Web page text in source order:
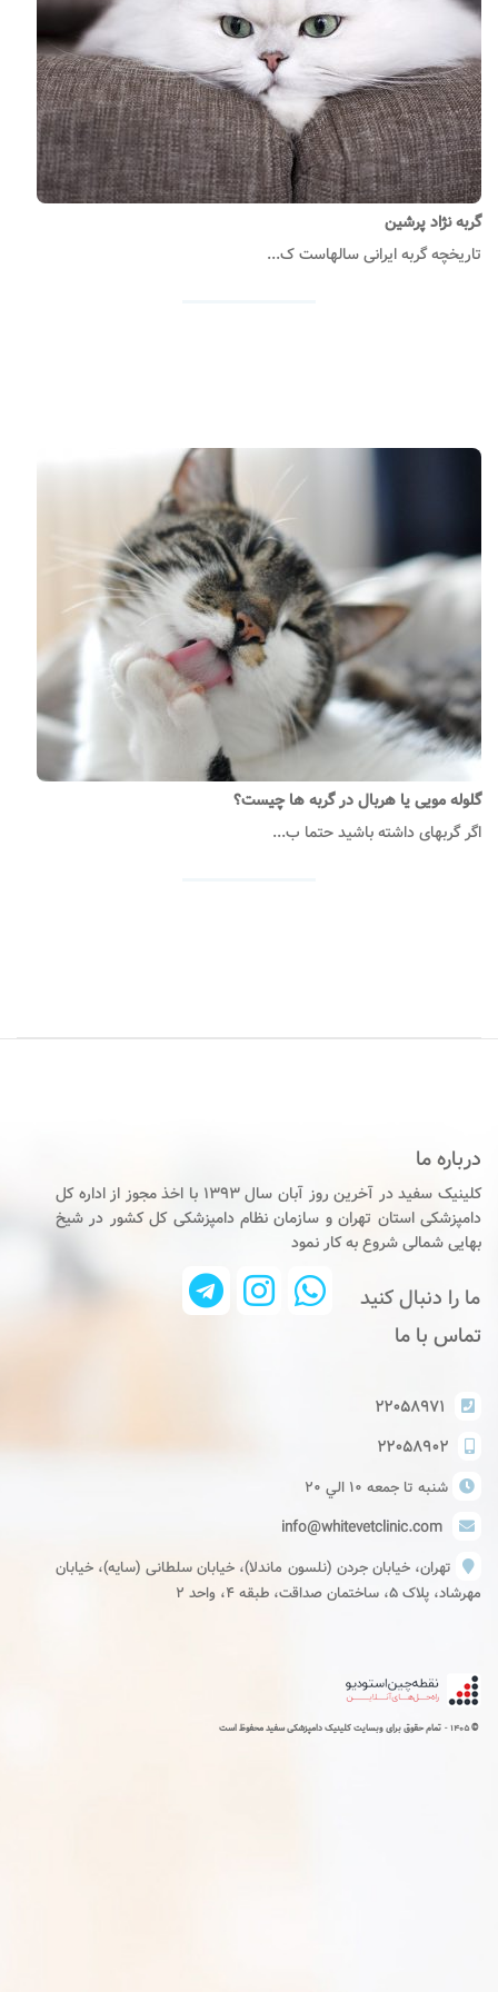
گربه نژاد پرشین
تاریخچه گربه ایرانی سالهاست ک...
گلوله مویی یا هربال در گربه ها چیست؟
اگر گربه­ای داشته باشید حتما ب...
درباره ما
کلینیک سفید در آخرین روز آبان سال ۱۳۹۳ با اخذ مجوز از اداره کل
دامپزشکی استان تهران و سازمان نظام دامپزشکی کل کشور در شیخ
بهایی شمالی شروع به کار نمود
ما را دنبال کنید
تماس با ما
۲۲۰۵۸۹۷۱
۲۲۰۵۸۹۰۲
شنبه تا جمعه ١٠ الي ٢٠
info@whitevetclinic.com
تهران، خیابان جردن (نلسون ماندلا)، خیابان سلطانی (سایه)، خیابان
مهرشاد، پلاک ۵، ساختمان صداقت، طبقه ۴، واحد ۲
©
1405 - تمام حقوق برای وبسایت کلینیک دامپزشکی سفید محفوظ است